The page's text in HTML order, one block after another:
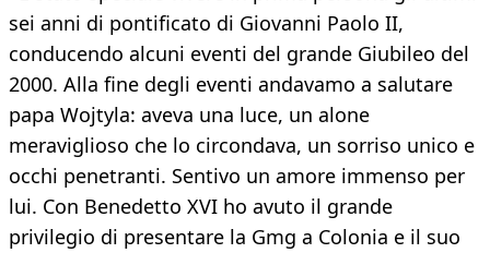
sei anni di pontificato di Giovanni Paolo II,
conducendo alcuni eventi del grande Giubileo del
2000. Alla fine degli eventi andavamo a salutare
papa Wojtyla: aveva una luce, un alone
meraviglioso che lo circondava, un sorriso unico e
occhi penetranti. Sentivo un amore immenso per
lui. Con Benedetto XVI ho avuto il grande
privilegio di presentare la Gmg a Colonia e il suo